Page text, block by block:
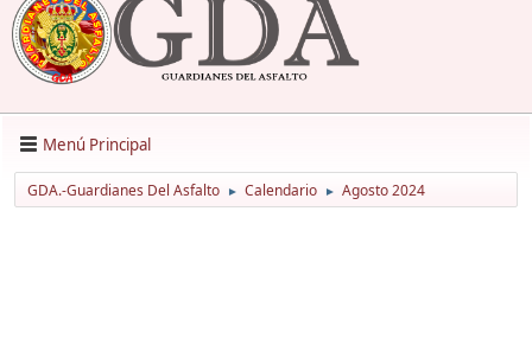
Menú Principal
GDA.-Guardianes Del Asfalto ► Calendario ► Agosto 2024